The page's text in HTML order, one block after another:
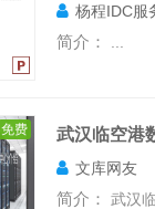
杨程IDC服
简介：
免费 武汉临空港
文库网友
简介：
武汉